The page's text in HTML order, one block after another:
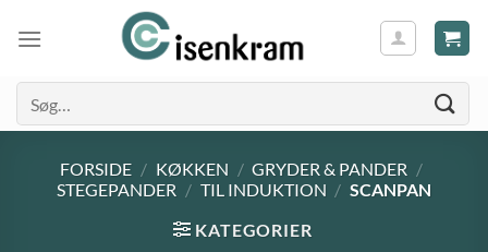
efter:
FORSIDE / KØKKEN / GRYDER & PANDER /
STEGEPANDER / TIL INDUKTION / SCANPAN
KATEGORIER